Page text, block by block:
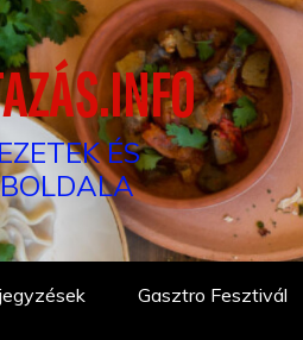
ÉS
Gasztro Fesztivál